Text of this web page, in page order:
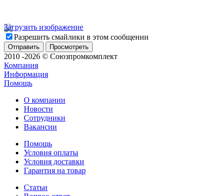
Загрузить изображение
Разрешить смайлики в этом сообщении
2010 -2026 © Союзпромкомплект
Компания
Информация
Помощь
О компании
Новости
Сотрудники
Вакансии
Помощь
Условия оплаты
Условия доставки
Гарантия на товар
Статьи